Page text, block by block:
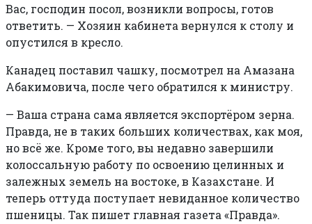
Вас, господин посол, возникли вопросы, готов
ответить. — Хозяин кабинета вернулся к столу и
опустился в кресло.
Канадец поставил чашку, посмотрел на Амазана
Абакимовича, после чего обратился к министру.
— Ваша страна сама является экспортёром зерна.
Правда, не в таких больших количествах, как моя,
но всё же. Кроме того, вы недавно завершили
колоссальную работу по освоению целинных и
залежных земель на востоке, в Казахстане. И
теперь оттуда поступает невиданное количество
пшеницы. Так пишет главная газета «Правда».